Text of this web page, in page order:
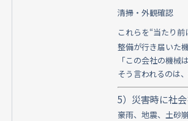
清掃・外観確認
これらを“当たり
整備が行き届いた
「この会社の機械
そう言われるのは
5）災害時に社
豪雨、地震、土砂